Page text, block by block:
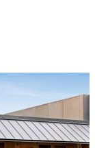
후 식약처가 동일